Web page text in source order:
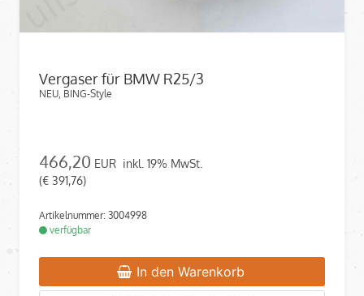
Vergaser für BMW R25/3
NEU, BING-Style
466,20 EUR inkl. 19% MwSt.
(€ 391,76)
Artikelnummer: 3004998
verfügbar
In den Warenkorb